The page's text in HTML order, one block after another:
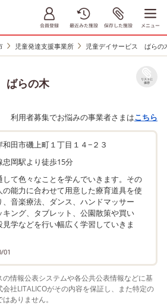
児童発達支援事業所 児童デイサービス ばらの
ばらの木 リストに
保存
利用者募集でお悩みの事業者さまはこちら
和田市磯上町１丁目１４−２３
忠岡駅より徒歩15分
して色々なことを学んでいきます。その
の能力に合わせて用意した療育道具を使
、音楽療法、ダンス、ハンドマッサー
キング、タブレット、公園散策や買い
見学などを行い幅広く学習していきま
01
情報公表システムや各公共公表情報などに基
社LITALICOがその内容を保証し、また特定の
ありません。